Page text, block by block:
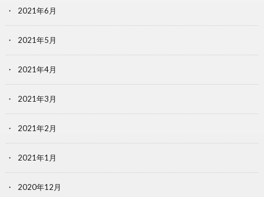
2021年6月
2021年5月
2021年4月
2021年3月
2021年2月
2021年1月
2020年12月